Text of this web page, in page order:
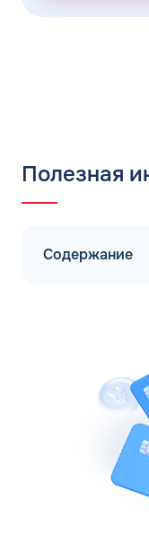
Полезная
Содержание